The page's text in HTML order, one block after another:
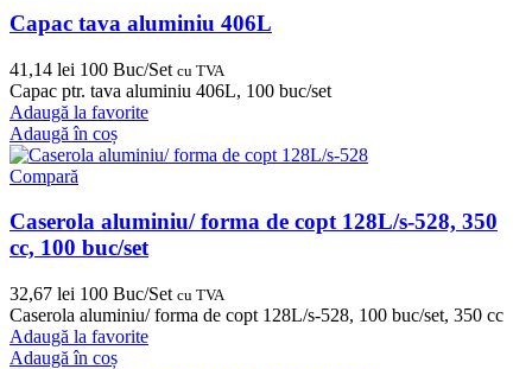
Capac tava aluminiu 406L
41,14 lei 100 Buc/Set cu TVA
Capac ptr. tava aluminiu 406L, 100 buc/set
Adaugă la favorite
Adaugă în coș
Compară
Caserola aluminiu/ forma de copt 128L/s-528, 350
cc, 100 buc/set
32,67 lei 100 Buc/Set cu TVA
Caserola aluminiu/ forma de copt 128L/s-528, 100 buc/set, 350 cc
Adaugă la favorite
Adaugă în coș